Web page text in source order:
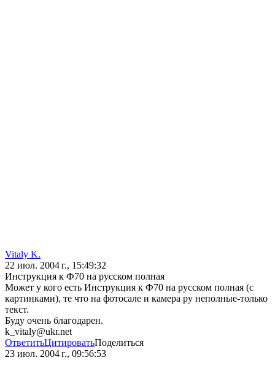
Vitaly K.
22 июл. 2004 г., 15:49:32
Инструкция к Ф70 на русском полная
Может у кого есть Инструкция к Ф70 на русском полная (с
картинками), те что на фотосале и камера ру неполные-только
текст.
Буду очень благодарен.
k_vitaly@ukr.net
ОтветитьЦитироватьПоделиться
23 июл. 2004 г., 09:56:53